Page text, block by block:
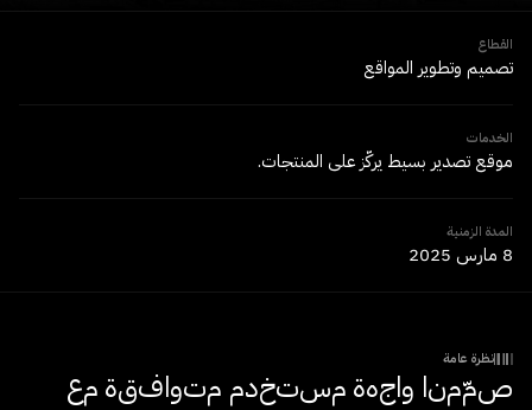
القطاع
تصميم وتطوير المواقع
الخدمات
موقع تصدير بسيط يركّز على المنتجات.
المدة الزمنية
8 مارس 2025
نظرة عامة
صممنا واجهةمستخدم متوافقةمع